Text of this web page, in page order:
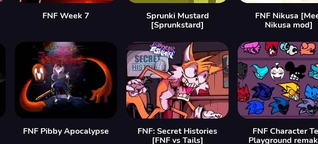
FNF Week 7
Sprunki Mustard
[Sprunkstard]
FNF Nikusa
Nikusa mod]
FNF Pibby Apocalypse
FNF: Secret Histories
[FNF vs Tails]
FNF Character
Playground